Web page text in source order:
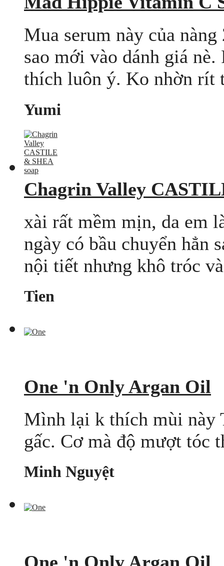
Mua serum này của
sao mới vào dánh giá
thích luôn ý. Ko nhờn rít
Yumi
Chagrin Valley
xài rất mềm mịn, da em
ngày có bầu chuyển hẳn
nội tiết nhưng khô tróc
Tien
One 'n Only Argan Oil
Mình lại k thích mùi này
gấc. Cơ mà độ mượt tóc
Minh Nguyệt